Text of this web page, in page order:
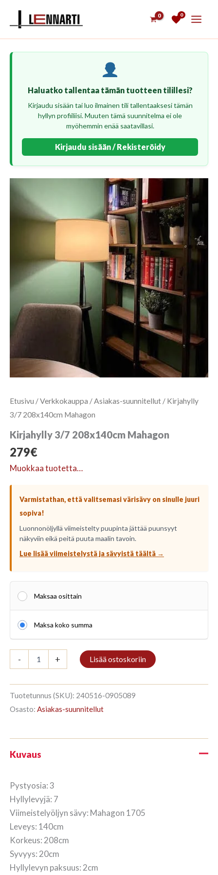
0
Haluatko tallentaa tämän tuotteen tilillesi?
Kirjaudu sisään tai luo ilmainen tili tallentaaksesi tämän
hyllyn profiiliisi. Muuten tämä suunnitelma ei ole
myöhemmin enää saatavillasi.
Kirjaudu sisään / Rekisteröidy
Etusivu /Verkkokauppa / Asiakas-suunnitellut / Kirjahylly
3/7 208x140cm Mahagon
Kirjahylly 3/7 208x140cm Mahagon
279€
Muokkaa tuotetta…
Varmistathan, että valitsemasi värisävy on sinulle juuri
sopiva!
Luonnonöljyllä viimeistelty puupinta jättää puunsyyt
näkyviin eikä peitä puuta maalin tavoin.
Lue lisää viimeistelystä ja sävyistä täältä →
Maksaa osittain
Maksa koko summa
-
3/7
Mahagon
määrä
+ Lisää ostoskoriin
Tuotetunnus (SKU): 240516-0905089
Osasto: Asiakas-suunnitellut
Kuvaus
Pystyosia: 3
Hyllylevyjä: 7
Viimeistelyöljyn sävy: Mahagon 1705
Leveys: 140cm
Korkeus: 208cm
Syvyys: 20cm
Hyllylevyn paksuus: 2cm